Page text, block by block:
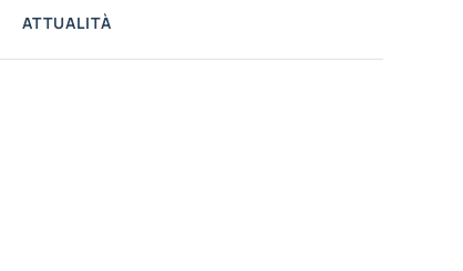
ATTUALITÀ